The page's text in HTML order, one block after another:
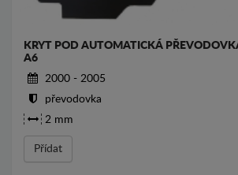
KRYT POD AUTOMATICKÁ
A6
2000 - 2005
převodovka
2 mm
Přídat